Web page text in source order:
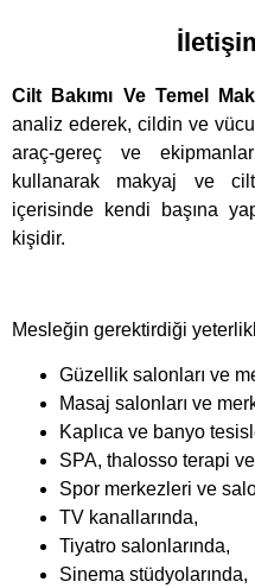
Cilt Bakımı Ve Temel
analiz ederek, cildin ve
araç-gereç ve
kullanarak makyaj ve
içerisinde kendi başına
kişidir.
Mesleğin gerektirdiği
Güzellik salonları ve
Masaj salonları ve
Kaplıca ve banyo
SPA, thalosso terapi
Spor merkezleri ve
TV kanallarında,
Tiyatro salonlarında,
Sinema stüdyolarında,